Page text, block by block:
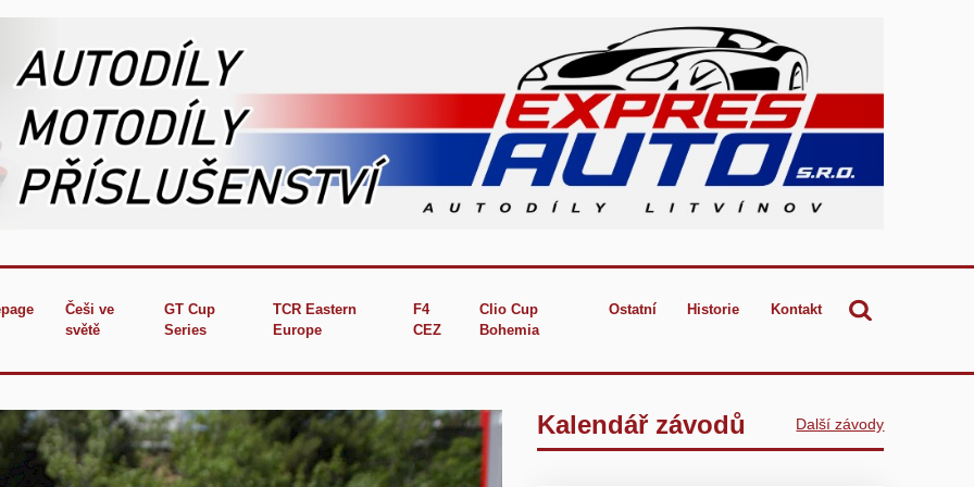
Češi ve
světě
GT Cup
Series
TCR Eastern
Europe
F4
CEZ
Clio Cup
Bohemia
Ostatní Historie Kontakt
Kalendář závodů Další závody